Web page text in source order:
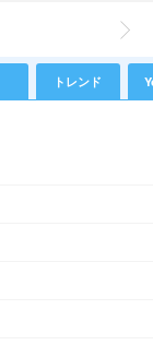
トレンド